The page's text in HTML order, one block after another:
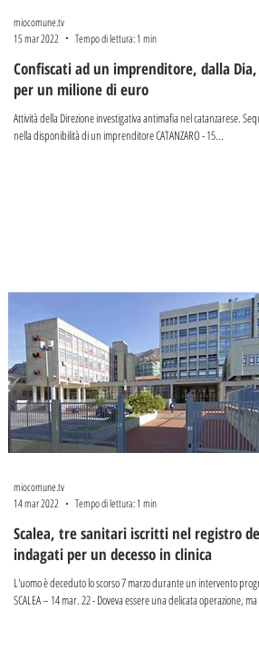
Confiscati ad un imprenditore, dalla
per un milione di euro
Attività della Direzione investigativa antimafia nel catanzarese.
nella disponibilità di un imprenditore CATANZARO - 15...
miocomune.tv
15 mar 2022
Tempo di lettura: 1 min
Scalea, tre sanitari iscritti nel registro
indagati per un decesso in clinica
L'uomo è deceduto lo scorso 7 marzo durante un intervento
SCALEA – 14 mar. 22 - Doveva essere una delicata operazione,
miocomune.tv
14 mar 2022
Tempo di lettura: 1 min